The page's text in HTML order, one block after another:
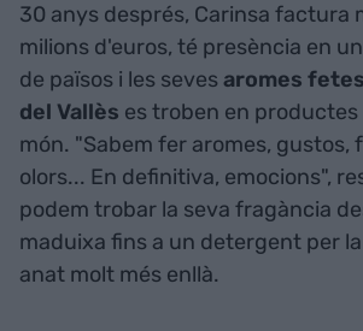
30 anys després, Carinsa factura
milions d'euros, té presència en
de països i les sevesaromes
del Vallès es troben en productes
món. "Sabem fer aromes, gustos,
olors... En definitiva, emocions",
podem trobar la seva fragància
maduixa fins a un detergent per
anat molt més enllà.